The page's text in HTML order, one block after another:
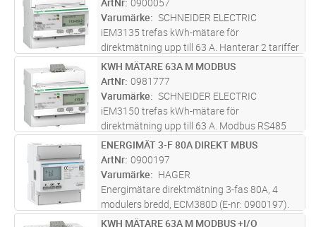
ArtNr 0900057
Varumärke
SCHNEIDER ELECTRIC
iEM3135 trefas kWh-mätare för
direktmätning upp till 63 A. Hanterar 2 tariffer
med extern styrning eller 4 tariffer med intern
klocka. M-bus kommunikation med utökade
mätvärden (U, I, P …). 1 digital...läs mer
ST Lägg i kundvagn
KWH MÄTARE 63A M MODBUS
ArtNr 0981777
Varumärke
SCHNEIDER ELECTRIC
iEM3150 trefas kWh-mätare för
direktmätning upp till 63 A. Modbus RS485
med kommunikation av utökade mätvärden
(U, I, P …)
ST Lägg i kundvagn
ENERGIMÄT 3-F 80A DIREKT MBUS
ArtNr 0900197
Varumärke
HAGER
Energimätare direktmätning 3-fas 80A, 4
modulers bredd, ECM380D (E-nr: 0900197).
Denna fyrkvadratiska M-Bus mätare mäter
KWH MÄTARE 63A M MODBUS +I/O